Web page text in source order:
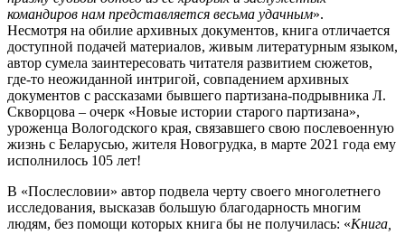
командиров нам представляется весьма удачным».
Несмотря на обилие архивных документов, книга отличается
доступной подачей материалов, живым литературным языком,
автор сумела заинтересовать читателя развитием сюжетов,
где-то неожиданной интригой, совпадением архивных
документов с рассказами бывшего партизана-подрывника Л.
Скворцова – очерк «Новые истории старого партизана»,
уроженца Вологодского края, связавшего свою послевоенную
жизнь с Беларусью, жителя Новогрудка, в марте 2021 года ему
исполнилось 105 лет!
В «Послесловии» автор подвела черту своего многолетнего
исследования, высказав большую благодарность многим
людям, без помощи которых книга бы не получилась: «Книга,